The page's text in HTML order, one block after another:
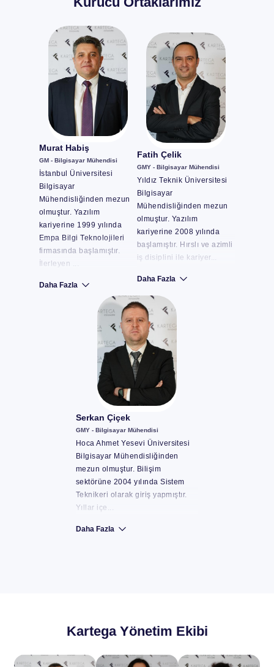
Murat Habiş
GM - Bilgisayar Mühendisi
İstanbul Üniversitesi
Bilgisayar
Mühendisliğinden mezun
olmuştur. Yazılım
kariyerine 1999 yılında
Empa Bilgi Teknolojileri
firmasında başlamıştır.
İlerleyen ...
Daha Fazla
Fatih Çelik
GMY - Bilgisayar Mühendisi
Yıldız Teknik Üniversitesi
Bilgisayar
Mühendisliğinden mezun
olmuştur. Yazılım
kariyerine 2008 yılında
başlamıştır. Hırslı ve azimli
iş disiplini ile kariyer...
Daha Fazla
Serkan Çiçek
GMY - Bilgisayar Mühendisi
Hoca Ahmet Yesevi Üniversitesi
Bilgisayar Mühendisliğinden
mezun olmuştur. Bilişim
sektörüne 2004 yılında Sistem
Teknikeri olarak giriş yapmıştır.
Yıllar içe...
Daha Fazla
Kartega Yönetim Ekibi